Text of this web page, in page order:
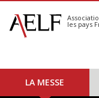
S'abonner
Calendrier
les pays
LA MESSE